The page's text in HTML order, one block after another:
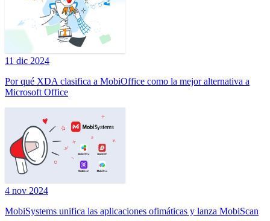
11 dic 2024
Por qué XDA clasifica a MobiOffice como la mejor alternativa a
Microsoft Office
4 nov 2024
MobiSystems unifica las aplicaciones ofimáticas y lanza MobiScan